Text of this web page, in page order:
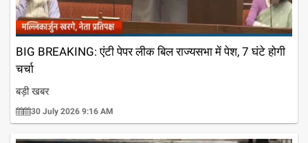
BIG BREAKING: एंटी पेपर लीक बिल राज्यसभा में पेश, 7 घंटे होगी
चर्चा
बड़ी खबर
30 July 2026 9:16 AM